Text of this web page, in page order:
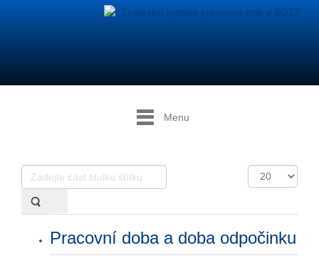
Menu
Zadejte
část
titulku
štítku
Počet
zobrazení
Pracovní doba a doba odpočinku